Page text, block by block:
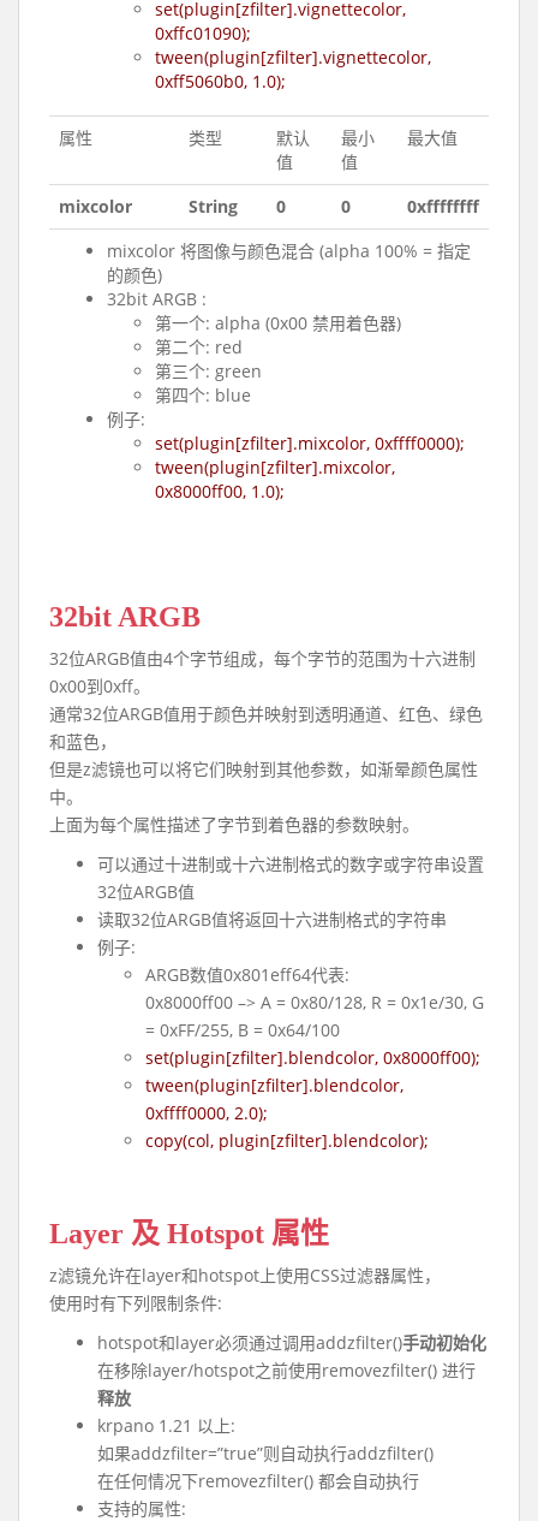
set(plugin[zfilter].vignettecolor,
0xffc01090);
tween(plugin[zfilter].vignettecolor,
0xff5060b0, 1.0);
属性 类型
默认
值
最小
值
最大值
mixcolor String 0 0
0xffffffff
mixcolor 将图像与颜色混合 (alpha 100% = 指定
的颜色)
32bit ARGB :
第一个: alpha (0x00 禁用着色器)
第二个: red
第三个: green
第四个: blue
例子:
set(plugin[zfilter].mixcolor, 0xffff0000);
tween(plugin[zfilter].mixcolor,
0x8000ff00, 1.0);
32bit ARGB
32位ARGB值由4个字节组成，每个字节的范围为十六进制
0x00到0xff。
通常32位ARGB值用于颜色并映射到透明通道、红色、绿色
和蓝色，
但是z滤镜也可以将它们映射到其他参数，如渐晕颜色属性
中。
上面为每个属性描述了字节到着色器的参数映射。
可以通过十进制或十六进制格式的数字或字符串设置
32位ARGB值
读取32位ARGB值将返回十六进制格式的字符串
例子:
ARGB数值0x801eff64代表:
0x8000ff00 –> A = 0x80/128, R = 0x1e/30, G
= 0xFF/255, B = 0x64/100
set(plugin[zfilter].blendcolor, 0x8000ff00);
tween(plugin[zfilter].blendcolor,
0xffff0000, 2.0);
copy(col, plugin[zfilter].blendcolor);
Layer 及 Hotspot 属性
z滤镜允许在layer和hotspot上使用CSS过滤器属性，
使用时有下列限制条件:
hotspot和layer必须通过调用addzfilter()手动初始化
在移除layer/hotspot之前使用removezfilter() 进行
释放
krpano 1.21 以上:
如果addzfilter=”true”则自动执行addzfilter()
在任何情况下removezfilter() 都会自动执行
支持的属性: